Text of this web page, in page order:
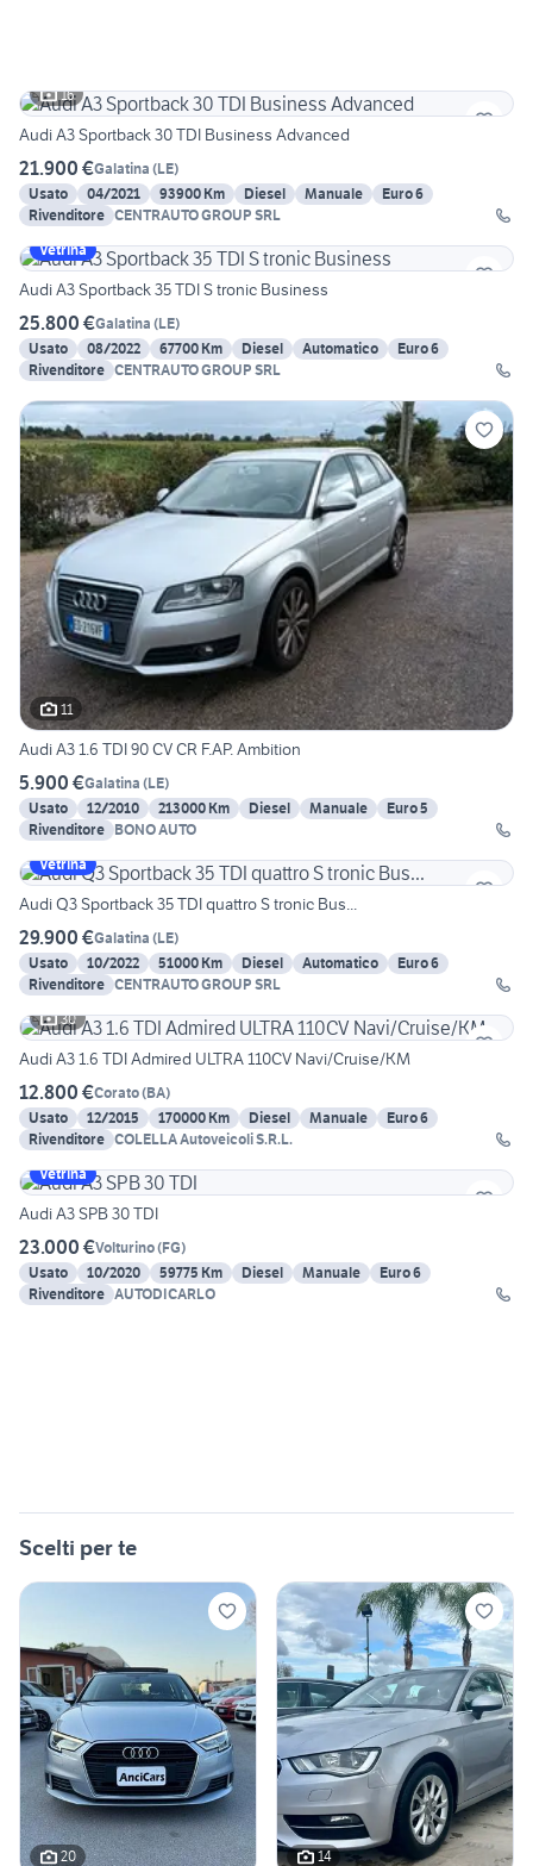
16
Audi A3 Sportback 30 TDI Business Advanced
21.900 €Galatina (LE)
Usato
04/2021 93900 Km Diesel Manuale
Euro 6
Rivenditore CENTRAUTO GROUP SRL
Vetrina
Audi A3 Sportback 35 TDI S tronic Business
25.800 €Galatina (LE)
Usato
08/2022 67700 Km Diesel Automatico
Euro 6
Rivenditore CENTRAUTO GROUP SRL
11
Audi A3 1.6 TDI 90 CV CR F.AP. Ambition
5.900 €Galatina (LE)
Usato
12/2010 213000 Km Diesel Manuale
Euro 5
Rivenditore BONO AUTO
Vetrina
Audi Q3 Sportback 35 TDI quattro S tronic Bus...
29.900 €Galatina (LE)
Usato
10/2022 51000 Km Diesel Automatico
Euro 6
Rivenditore CENTRAUTO GROUP SRL
30
Audi A3 1.6 TDI Admired ULTRA 110CV Navi/Cruise/KM
12.800 €Corato(BA)
Usato
12/2015 170000 Km Diesel Manuale
Euro 6
Rivenditore COLELLA Autoveicoli S.R.L.
Vetrina
Audi A3 SPB 30 TDI
23.000 €Volturino(FG)
Usato
10/2020 59775 Km Diesel Manuale
Euro 6
Rivenditore AUTODICARLO
Scelti per te
20 14